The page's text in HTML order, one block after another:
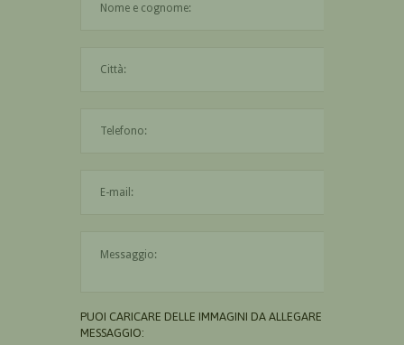
PUOI CARICARE DELLE IMMAGINI DA ALLEGARE AL
MESSAGGIO: